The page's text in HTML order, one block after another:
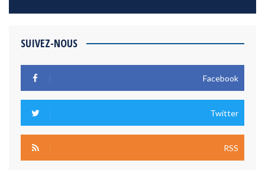
SUIVEZ-NOUS
Facebook
Twitter
RSS